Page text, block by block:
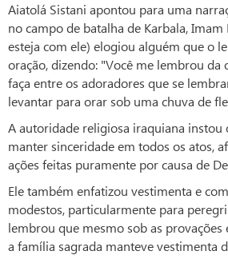
Aiatolá Sistani apontou para uma
no campo de batalha de Karbala, Imam
esteja com ele) elogiou alguém que o
oração, dizendo: "Você me lembrou
faça entre os adoradores que se
levantar para orar sob uma chuva de
A autoridade religiosa iraquiana instou
manter sinceridade em todos os atos,
ações feitas puramente por causa de
Ele também enfatizou vestimenta e
modestos, particularmente para
lembrou que mesmo sob as provações
a família sagrada manteve vestimenta